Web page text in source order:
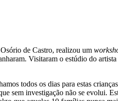
de Castro, realizou um
Visitaram o estúdio do
todos os dias para estas
sem investigação não se evolui.